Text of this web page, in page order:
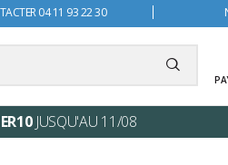
04 11 93 22 30
JUSQU'AU 11/08